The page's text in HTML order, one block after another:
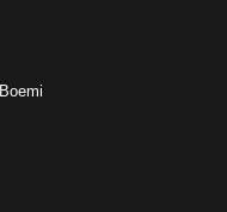
Boemi